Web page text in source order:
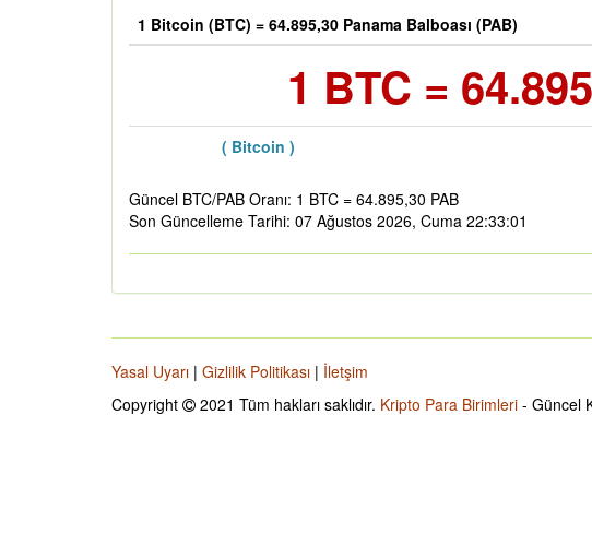
1 Bitcoin (BTC) = 64.895,30 Panama Balboası (PAB)
1 BTC =
( Bitcoin )
Güncel BTC/PAB Oranı: 1 BTC = 64.895,30 PAB
Son Güncelleme Tarihi: 07 Ağustos 2026, Cuma 22:33:01
Yasal Uyarı | Gizlilik Politikası | İletşim
Copyright
2021 Tüm hakları saklıdır. Kripto Para Birimleri - Güncel